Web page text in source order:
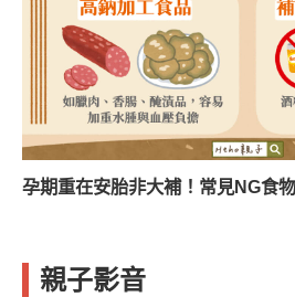
孕期重在安胎非大補！常見NG食
親子影音